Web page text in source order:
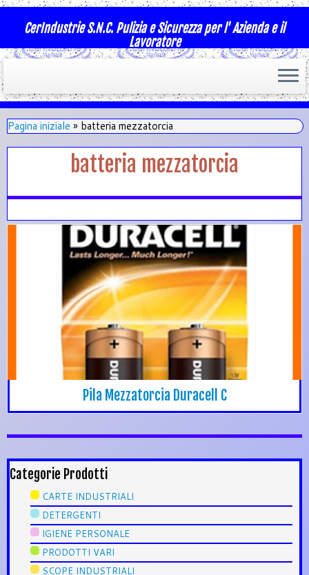
CerIndustrie S.N.C. Pulizia e Sicurezza per l' Azienda e il
Lavoratore
Pagina iniziale » batteria mezzatorcia
batteria mezzatorcia
Pila Mezzatorcia Duracell C
Categorie Prodotti
CARTE INDUSTRIALI
DETERGENTI
IGIENE PERSONALE
PRODOTTI VARI
SCOPE INDUSTRIALI